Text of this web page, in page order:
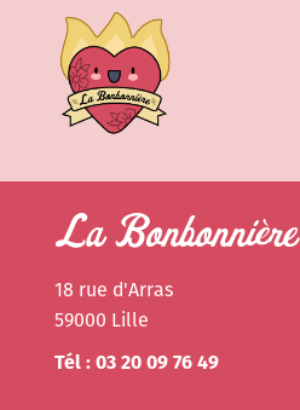
La Bonbonnière
18 rue d'Arras
59000 Lille
Tél : 03 20 09 76 49